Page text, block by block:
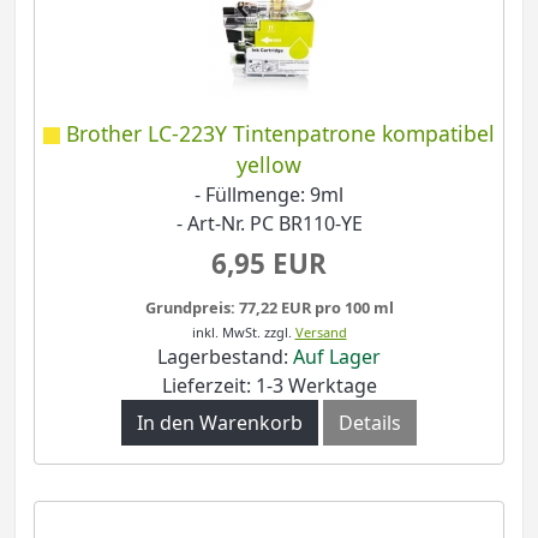
Brother LC-223Y Tintenpatrone kompatibel
yellow
- Füllmenge: 9ml
- Art-Nr. PC BR110-YE
6,95 EUR
Grundpreis: 77,22 EUR pro 100 ml
inkl. MwSt. zzgl. Versand
Lagerbestand: Auf Lager
Lieferzeit: 1-3 Werktage
In den Warenkorb
Details